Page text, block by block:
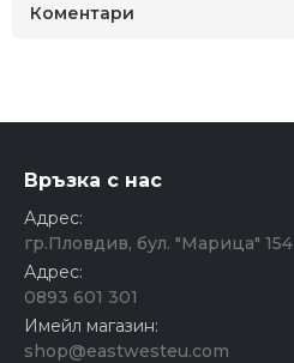
Коментари
Връзка с нас
Адрес:
гр.Пловдив, бул. "Марица" 154
Адрес:
0893 601 301
Имейл магазин:
shop@eastwesteu.com